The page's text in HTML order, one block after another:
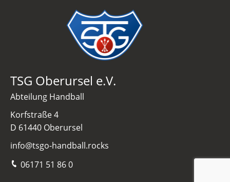
TSG Oberursel e.V.
Abteilung Handball
Korfstraße 4
D 61440 Oberursel
info@tsgo-handball.rocks
06171 51 86 0